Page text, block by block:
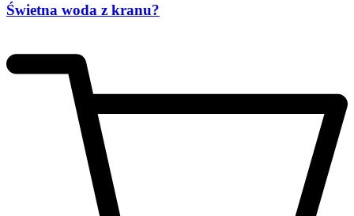
Świetna woda z kranu?